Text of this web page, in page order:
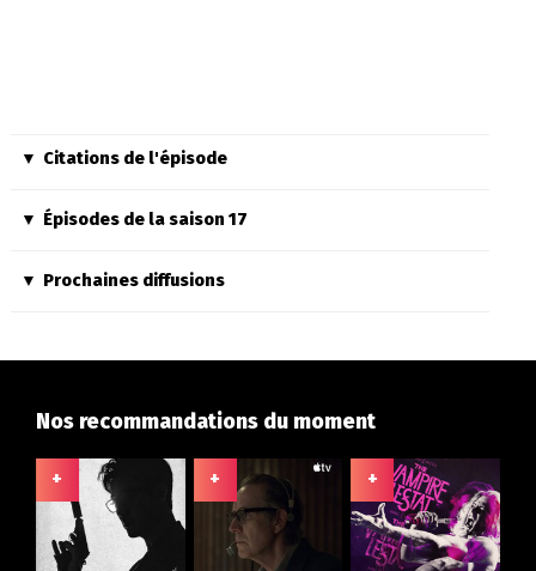
Citations de l'épisode
Épisodes de la saison 17
Prochaines diffusions
Nos recommandations du moment
+ + +